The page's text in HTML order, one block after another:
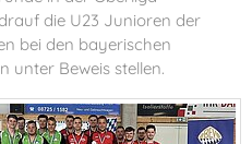
die U23 Junioren der
bei den bayerischen
unter Beweis stellen.